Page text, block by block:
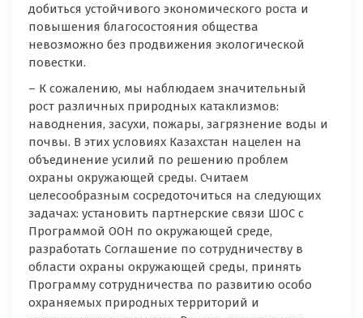
добиться устойчивого экономического роста и
повышения благосостояния общества
невозможно без продвижения экологической
повестки.
– К сожалению, мы наблюдаем значительный
рост различных природных катаклизмов:
наводнения, засухи, пожары, загрязнение воды и
почвы. В этих условиях Казахстан нацелен на
объединение усилий по решению проблем
охраны окружающей среды. Считаем
целесообразным сосредоточиться на следующих
задачах: установить партнерские связи ШОС с
Программой ООН по окружающей среде,
разработать Соглашение по сотрудничеству в
области охраны окружающей среды, принять
Программу сотрудничества по развитию особо
охраняемых природных территорий и